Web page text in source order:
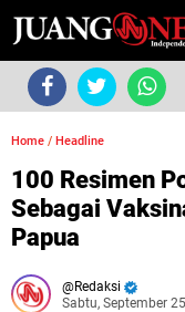
Home / Headline
100 Resimen
Sebagai
Papua
Redaksi
Sabtu, September